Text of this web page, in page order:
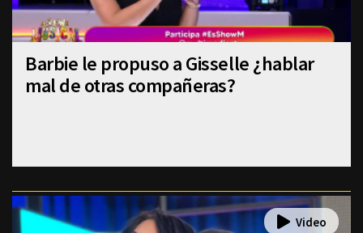
Barbie le propuso a Gisselle ¿hablar
mal de otras compañeras?